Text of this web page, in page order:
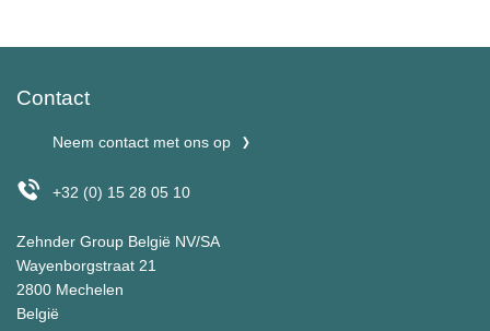
Contact
Neem contact met ons op
+32 (0) 15 28 05 10
Zehnder Group België NV/SA
Wayenborgstraat 21
2800 Mechelen
België